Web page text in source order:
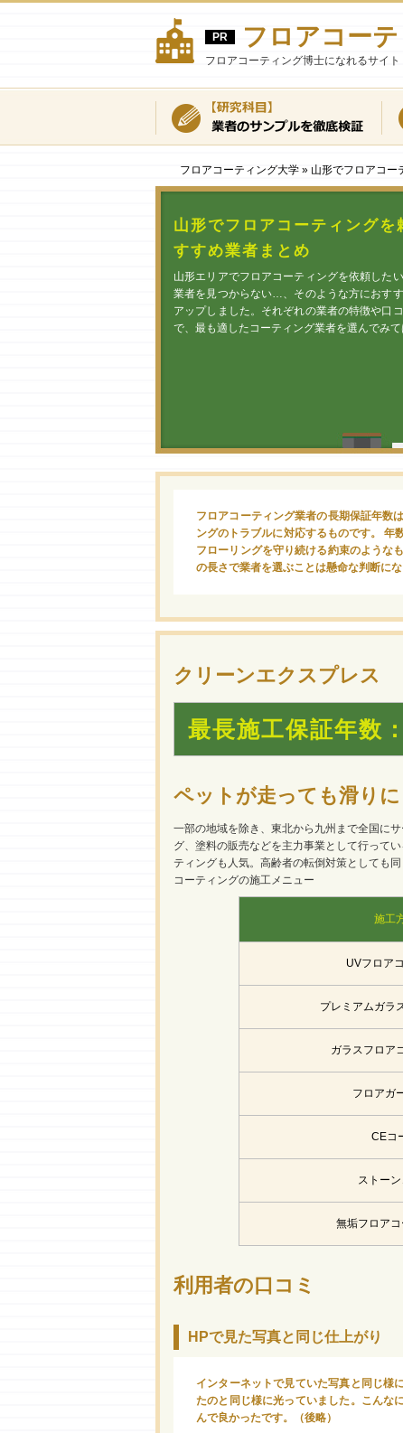
フロアコー
フロアコーティング博士になれるサイト
フロアコーティング大学» 山形でフロアコー
山形でフロアコーティングを
すすめ業者まとめ
山形エリアでフロアコーティングを依頼した
業者を見つからない…、そのような方におす
アップしました。それぞれの業者の特徴や口
で、最も適したコーティング業者を選んでみて
フロアコーティング業者の長期保証年数
ングのトラブルに対応するものです。 年
フローリングを守り続ける約束のような
の長さで業者を選ぶことは懸命な判断にな
クリーンエクスプレス
最長施工保証年数
ペットが走っても滑り
一部の地域を除き、東北から九州まで全国に
グ、塗料の販売などを主力事業として行って
ティングも人気。高齢者の転倒対策としても同
コーティングの施工メニュー
施工
UVフロア
プレミアムガラ
ガラスフロア
フロアガ
CEコ
ストーン
無垢フロア
利用者の口コミ
HPで見た写真と同じ仕上がり
インターネットで見ていた写真と同じ様
たのと同じ様に光っていました。こんな
んで良かったです。（後略）